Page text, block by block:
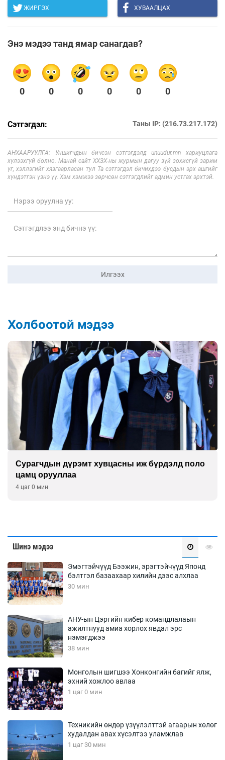
ЖИРГЭХ ХУВААЛЦАХ
Энэ мэдээ танд ямар санагдав?
0 0 0 0 0 0
Сэтгэгдэл: Таны IP: (216.73.217.172)
АНХААРУУЛГА: Уншигчдын бичсэн сэтгэгдэлд unuudur.mn хариуцлага
хүлээхгүй болно. Манай сайт ХХЗХ-ны журмын дагуу зүй зохисгүй зарим
үг, хэллэгийг хязгаарласан тул Та сэтгэгдэл бичихдээ бусдын эрх ашгийг
хүндэтгэн үзнэ үү. Хэм хэмжээ зөрчсөн сэтгэгдлийг админ устгах эрхтэй.
Илгээх
Холбоотой мэдээ
Сурагчдын дүрэмт хувцасны иж бүрдэлд поло
цамц орууллаа
4 цаг 0 мин
Шинэ мэдээ
Эмэгтэйчүүд Бээжин, эрэгтэйчүүд Японд
бэлтгэл базаахаар хилийн дээс алхлаа
30 мин
АНУ-ын Цэргийн кибер командлалаын
ажилтнууд амиа хорлох явдал эрс
нэмэгджээ
38 мин
Монголын шигшээ Хонконгийн багийг ялж,
эхний хожлоо авлаа
1 цаг 0 мин
Техникийн өндөр үзүүлэлттэй агаарын хөлөг
худалдан авах хүсэлтээ уламжлав
1 цаг 30 мин